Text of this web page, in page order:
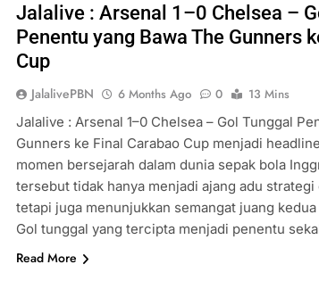
Jalalive : Arsenal 1–0 Chelsea –
Penentu yang Bawa The Gunners
Cup
JalalivePBN 6 Months Ago 0
13 Mins
Jalalive : Arsenal 1–0 Chelsea – Gol Tunggal
Gunners ke Final Carabao Cup menjadi
momen bersejarah dalam dunia sepak bola
tersebut tidak hanya menjadi ajang adu strategi
tetapi juga menunjukkan semangat juang
Gol tunggal yang tercipta menjadi penentu
Read More